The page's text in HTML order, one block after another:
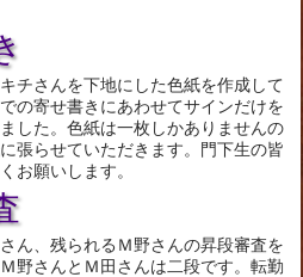
チさんを下地にした色紙を作成して
の寄せ書きにあわせてサインだけを
した。色紙は一枚しかありませんの
張らせていただきます。門下生の皆
お願いします。
ん、残られるＭ野さんの昇段審査を
野さんとＭ田さんは二段です。転勤